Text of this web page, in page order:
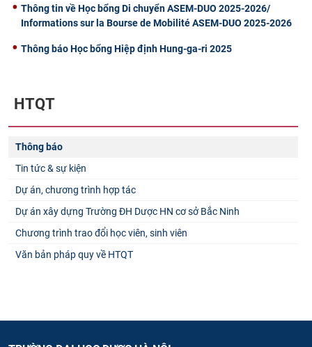
Thông tin về Học bổng Di chuyển ASEM-DUO 2025-2026/
Informations sur la Bourse de Mobilité ASEM-DUO 2025-2026
Thông báo Học bổng Hiệp định Hung-ga-ri 2025
HTQT
Thông báo
Tin tức & sự kiện
Dự án, chương trình hợp tác
Dự án xây dựng Trường ĐH Dược HN cơ sở Bắc Ninh
Chương trình trao đổi học viên, sinh viên
Văn bản pháp quy về HTQT